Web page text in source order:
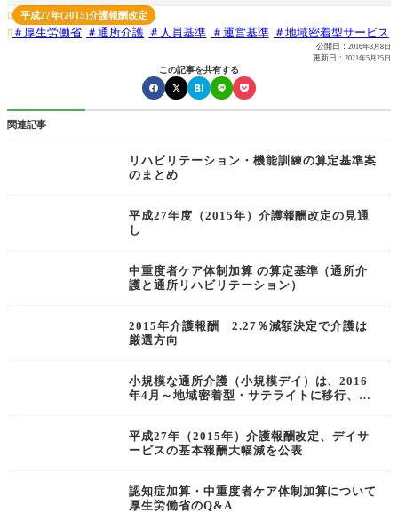
 平成27年(2015)介護報酬改定
 厚生労働省 通所介護 人員基準 運営基準 地域密着型サービス
公開日： 2016年3月8日
更新日： 2021年5月25日
この記事を共有する
関連記事
リハビリテーション・機能訓練の算定基準案
のまとめ
平成27年度（2015年）介護報酬改定の見通
し
中重度者ケア体制加算 の算定基準（通所介
護と通所リハビリテーション）
2015年介護報酬 2.27％減額決定で介護は
厳選方向
小規模な通所介護（小規模デイ）は、2016
年4月～地域密着型・サテライトに移行、要
平成27年（2015年）介護報酬改定、デイサ
ービスの基本報酬大幅減を公表
認知症加算・中重度者ケア体制加算について
厚生労働省のQ&A